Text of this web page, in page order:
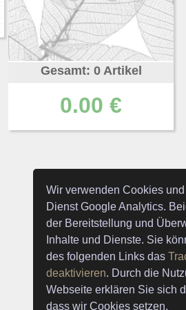
Wir verwenden Cookies
Dienst Google Analytics.
der Bereitstellung und
Inhalte und Dienste. Sie
des folgenden Links das
deaktivieren. Durch die
Webseite erklären Sie sich
dass wir Cookies setzen.
Gesamt: 0 Artikel
0.00 €